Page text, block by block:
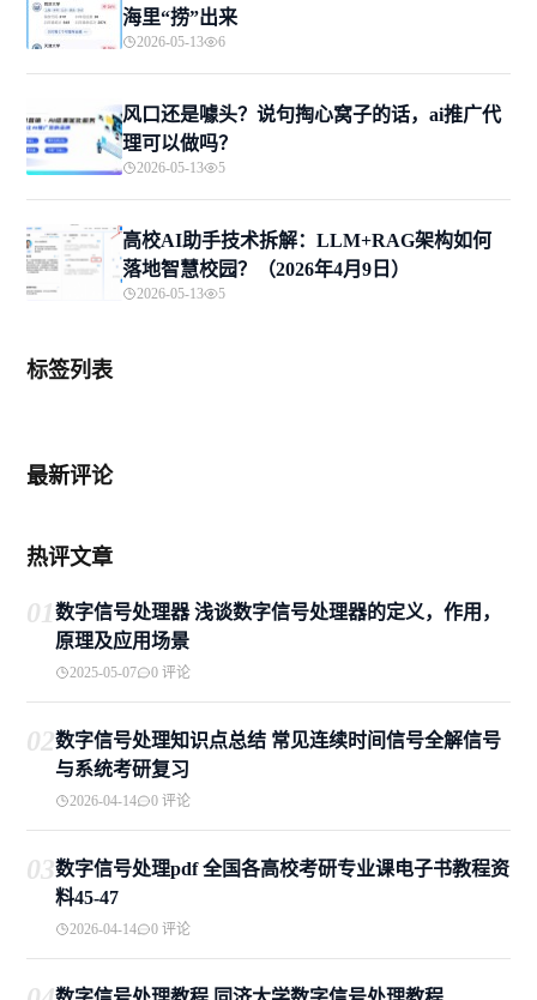
海里“捞”出来
2026-05-13 6
风口还是噱头？说句掏心窝子的话，ai推广代
理可以做吗？
2026-05-13 5
高校AI助手技术拆解：LLM+RAG架构如何
落地智慧校园？（2026年4月9日）
2026-05-13 5
标签列表
最新评论
热评文章
01数字信号处理器 浅谈数字信号处理器的定义，作用，
原理及应用场景
2025-05-07 0 评论
02数字信号处理知识点总结 常见连续时间信号全解信号
与系统考研复习
2026-04-14 0 评论
03数字信号处理pdf 全国各高校考研专业课电子书教程资
料45-47
2026-04-14 0 评论